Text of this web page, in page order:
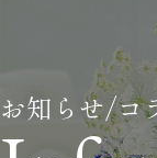
お知らせ/コ